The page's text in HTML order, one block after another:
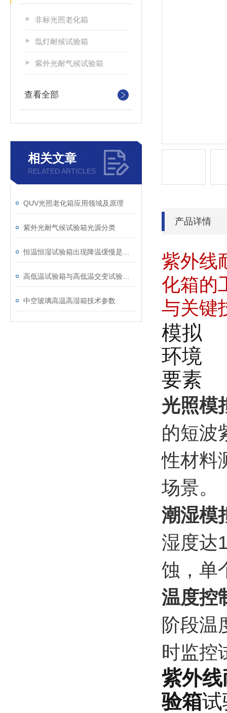
非标光照老化箱
氙灯耐候试验箱
紫外光耐气候试验箱
查看全部
相关文章
RELATED ARTICLES
QUV光照老化箱应用领域及原理
紫外光耐气候试验箱光源分类
中空玻璃高温高湿箱技术参数
产品详情
紫外线
化箱的
与关键
模拟
环境
要素
光照模
的短波
性材料
场景。
潮湿模
湿度达
蚀，单
温度控
阶段
时监控
紫外
验箱试